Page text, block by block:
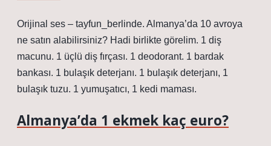
Orijinal ses – tayfun_berlinde. Almanya’da 10 avroya
ne satın alabilirsiniz? Hadi birlikte görelim. 1 diş
macunu. 1 üçlü diş fırçası. 1 deodorant. 1 bardak
bankası. 1 bulaşık deterjanı. 1 bulaşık deterjanı, 1
bulaşık tuzu. 1 yumuşatıcı, 1 kedi maması.
Almanya’da 1 ekmek kaç euro?